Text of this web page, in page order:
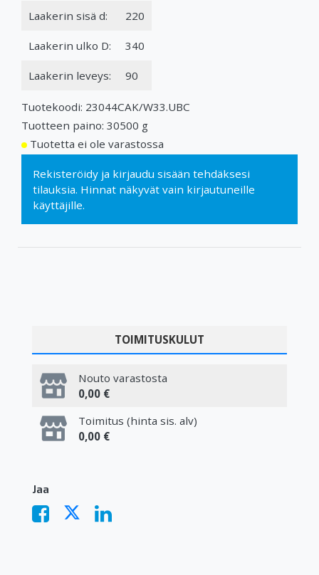
Laakerin sisä d: 220
Laakerin ulko D: 340
Laakerin leveys: 90
Tuotekoodi: 23044CAK/W33.UBC
Tuotteen paino: 30500 g
Tuotetta ei ole varastossa
Rekisteröidy ja kirjaudu sisään tehdäksesi
tilauksia. Hinnat näkyvät vain kirjautuneille
käyttäjille.
TOIMITUSKULUT
Nouto varastosta
0,00 €
Toimitus (hinta sis. alv)
0,00 €
Jaa